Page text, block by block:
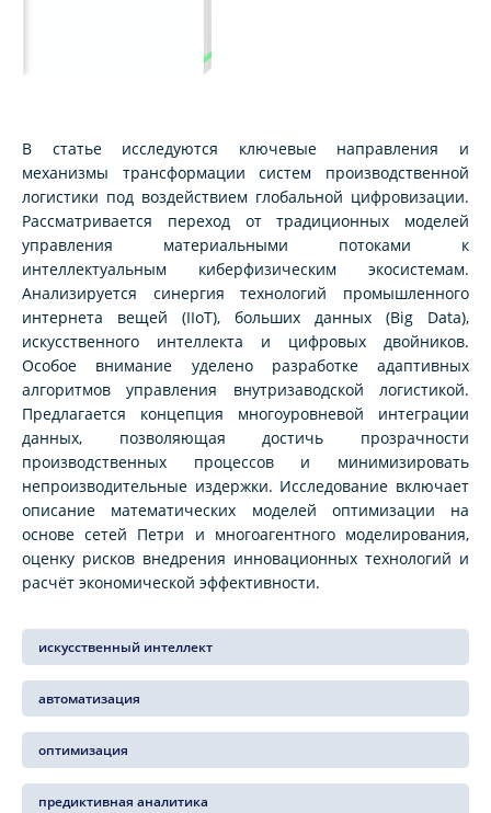
В статье исследуются ключевые направления и
механизмы трансформации систем производственной
логистики под воздействием глобальной цифровизации.
Рассматривается переход от традиционных моделей
управления материальными потоками к
интеллектуальным киберфизическим экосистемам.
Анализируется синергия технологий промышленного
интернета вещей (IIoT), больших данных (Big Data),
искусственного интеллекта и цифровых двойников.
Особое внимание уделено разработке адаптивных
алгоритмов управления внутризаводской логистикой.
Предлагается концепция многоуровневой интеграции
данных, позволяющая достичь прозрачности
производственных процессов и минимизировать
непроизводительные издержки. Исследование включает
описание математических моделей оптимизации на
основе сетей Петри и многоагентного моделирования,
оценку рисков внедрения инновационных технологий и
расчёт экономической эффективности.
искусственный интеллект
автоматизация
оптимизация
предиктивная аналитика